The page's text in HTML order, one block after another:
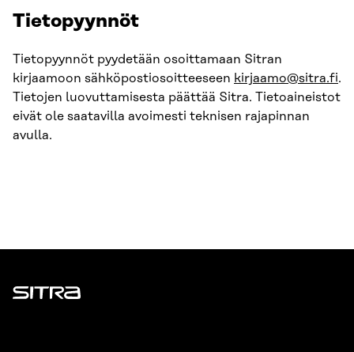
Tietopyynnöt
Tietopyynnöt pyydetään osoittamaan Sitran
kirjaamoon sähköpostiosoitteeseen kirjaamo@sitra.fi.
Tietojen luovuttamisesta päättää Sitra. Tietoaineistot
eivät ole saatavilla avoimesti teknisen rajapinnan
avulla.
Sitra